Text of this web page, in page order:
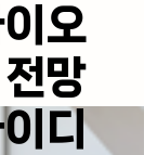
오
망
디